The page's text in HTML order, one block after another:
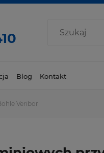
Blog Kontakt
Veribor